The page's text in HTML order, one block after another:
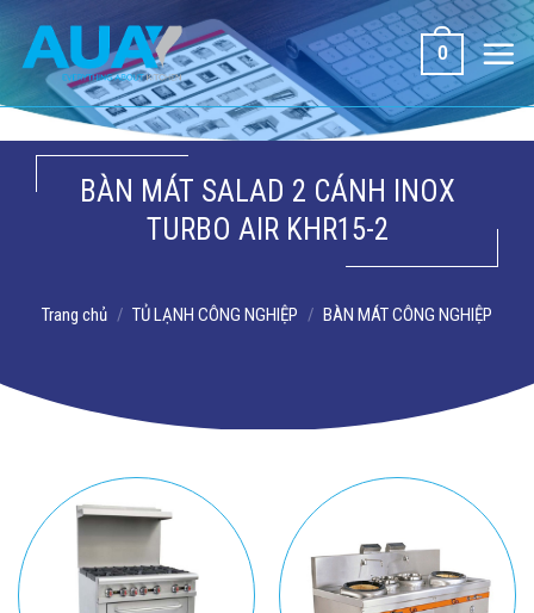
dung
0
BÀN MÁT SALAD 2 CÁNH INOX
TURBO AIR KHR15-2
Trang chủ / TỦ LẠNH CÔNG NGHIỆP / BÀN MÁT CÔNG NGHIỆP